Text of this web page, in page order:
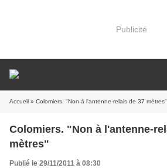
Publicité
Accueil » Colomiers. "Non à l'antenne-relais de 37 mètres"
Colomiers. "Non à l'antenne-
mètres"
Publié le 29/11/2011 à 08:30